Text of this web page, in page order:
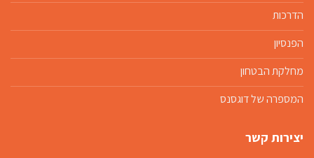
הדרכות
הפנסיון
מחלקת הבטחון
המספרה של דוגסנס
יצירות קשר